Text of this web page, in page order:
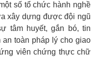
số tổ chức hành nghề
xây dựng được đội ngũ
tâm huyết, gắn bó, tin
toàn pháp lý cho giao
viên chứng thực chữ